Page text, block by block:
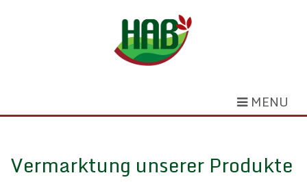
MENU
Vermarktung unserer Produkte